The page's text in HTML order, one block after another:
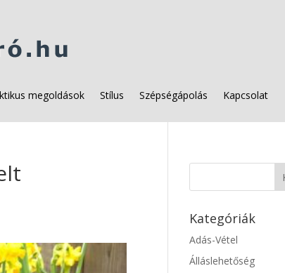
megoldások Stílus Szépségápolás Kapcsolat
Kategóriák
Adás-Vétel
Álláslehetőség